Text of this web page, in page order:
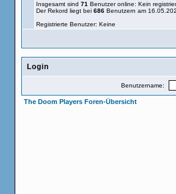
Insgesamt sind 71 Benutzer online: Kein
Der Rekord liegt bei 686 Benutzern am
Registrierte Benutzer: Keine
Login
Benutzername:
The Doom Players Foren-Übersicht